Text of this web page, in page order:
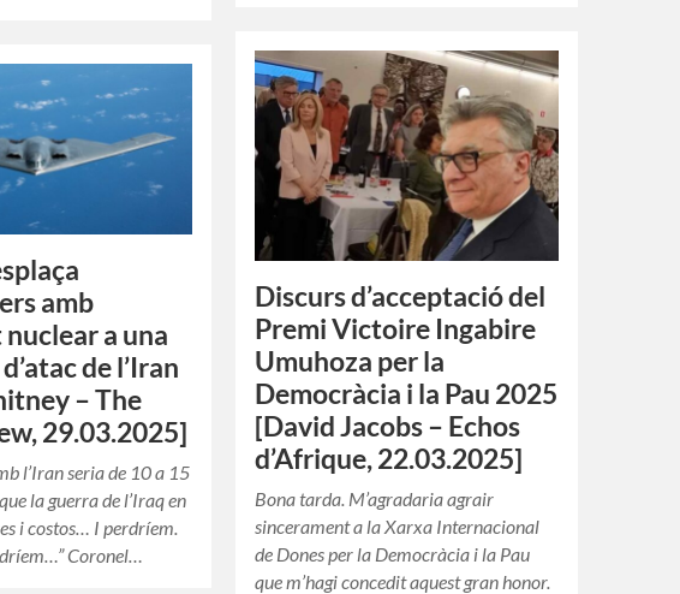
Discurs d’acceptació del
Premi Victoire Ingabire
Umuhoza per la
Democràcia i la Pau 2025
[David Jacobs – Echos
d’Afrique, 22.03.2025]
Bona tarda. M’agradaria agrair
sincerament a la Xarxa Internacional
de Dones per la Democràcia i la Pau
que m’hagi concedit aquest gran honor.
amb
a una
de l’Iran
– The
29.03.2025]
l’Iran seria de 10 a 15
la guerra de l’Iraq en
i costos… I perdríem.
Coronel…